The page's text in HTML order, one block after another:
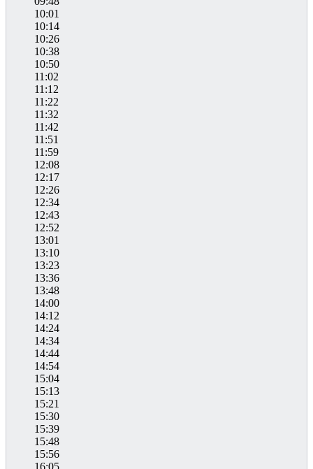
10:01
10:14
10:26
10:38
10:50
11:02
11:12
11:22
11:32
11:42
11:51
11:59
12:08
12:17
12:26
12:34
12:43
12:52
13:01
13:10
13:23
13:36
13:48
14:00
14:12
14:24
14:34
14:44
14:54
15:04
15:13
15:21
15:30
15:39
15:48
15:56
16:05